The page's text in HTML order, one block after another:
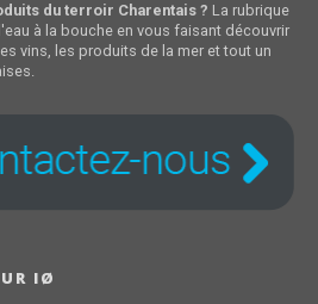
du terroir Charentais ? La rubrique
à la bouche en vous faisant découvrir
vins, les produits de la mer et tout un
IØ